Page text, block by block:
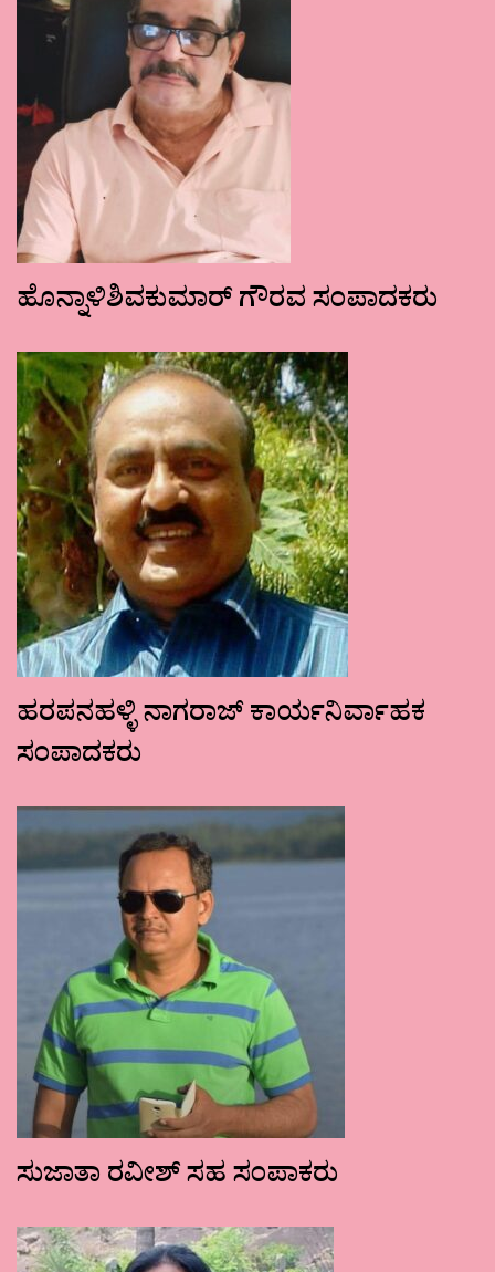
ಹೊನ್ನಾಳಿಶಿವಕುಮಾರ್ ಗೌರವ ಸಂಪಾದಕರು
ಹರಪನಹಳ್ಳಿ ನಾಗರಾಜ್ ಕಾರ್ಯನಿರ್ವಾಹಕ
ಸಂಪಾದಕರು
ಸುಜಾತಾ ರವೀಶ್ ಸಹ ಸಂಪಾಕರು